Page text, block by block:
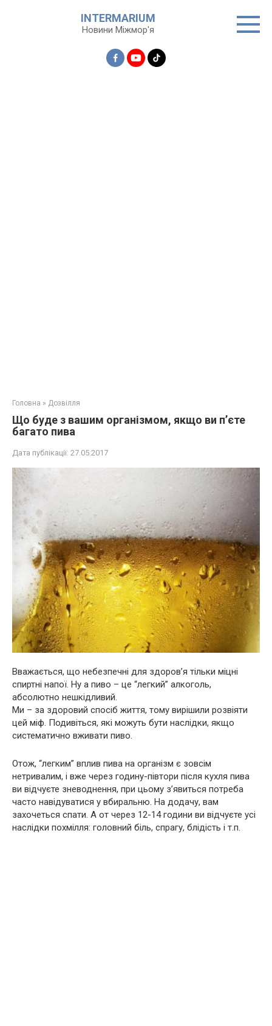
INTERMARIUM
Новини Міжмор'я
Головна » Дозвілля
Що буде з вашим організмом, якщо ви п’єте
багато пива
Дата публікації: 27.05.2017
Вважається, що небезпечні для здоров’я тільки міцні
спиртні напої. Ну а пиво – це “легкий” алкоголь,
абсолютно нешкідливий.
Ми – за здоровий спосіб життя, тому вирішили розвіяти
цей міф. Подивіться, які можуть бути наслідки, якщо
систематично вживати пиво.
Отож, “легким” вплив пива на організм є зовсім
нетривалим, і вже через годину-півтори після кухля пива
ви відчуєте зневоднення, при цьому з’явиться потреба
часто навідуватися у вбиральню. На додачу, вам
захочеться спати. А от через 12-14 години ви відчуєте усі
наслідки похмілля: головний біль, спрагу, блідість і т.п.